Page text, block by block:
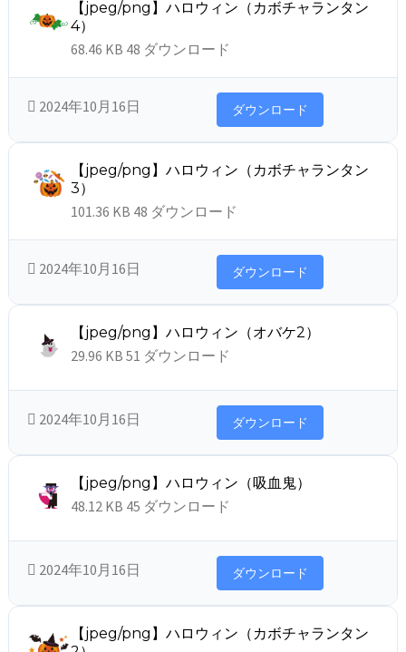
【jpeg/png】ハロウィン（カボチャランタン
4）
68.46 KB 48 ダウンロード
2024年10月16日 ダウンロード
【jpeg/png】ハロウィン（カボチャランタン
3）
101.36 KB 48 ダウンロード
2024年10月16日 ダウンロード
【jpeg/png】ハロウィン（オバケ2）
29.96 KB51 ダウンロード
2024年10月16日 ダウンロード
【jpeg/png】ハロウィン（吸血鬼）
48.12 KB 45 ダウンロード
2024年10月16日 ダウンロード
【jpeg/png】ハロウィン（カボチャランタン